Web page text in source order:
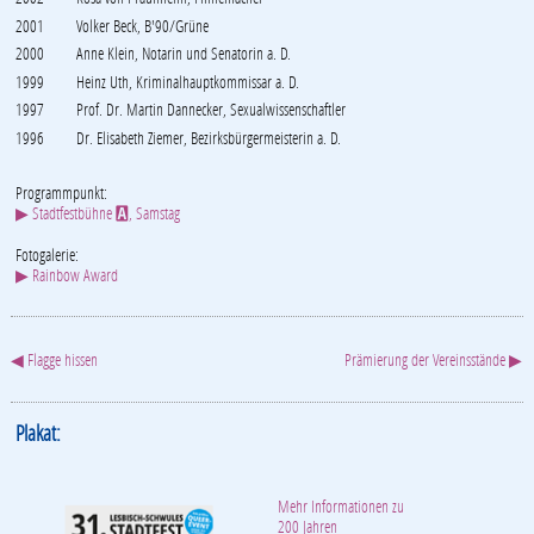
2001
Volker Beck, B'90/Grüne
2000
Anne Klein, Notarin und Senatorin a. D.
1999
Heinz Uth, Kriminalhauptkommissar a. D.
1997
Prof. Dr. Martin Dannecker, Sexualwissenschaftler
1996
Dr. Elisabeth Ziemer, Bezirksbürgermeisterin a. D.
Programmpunkt:
▶ StadtfestbühneA , Samstag
Fotogalerie:
▶ Rainbow Award
◀ Flagge hissen Prämierung der Vereinsstände ▶
Plakat:
Mehr Informationen zu
200 Jahren